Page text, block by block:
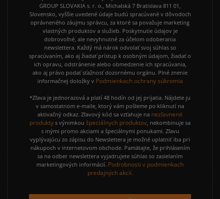
GROUP SLOVAKIA s. r. o., Michalská 7 Bratislava 811 01,
Slovensko, vyššie uvedené údaje budú spracúvané v dôvodoch
oprávneného záujmu správcu, za ktoré sa považuje marketing
vlastných produktov a služieb. Poskytnutie údajov je
dobrovoľné, ale nevyhnutné za účelom odoberania
newslettera. Každý má nárok odvolať svoj súhlas so
spracúvaním, ako aj žiadať prístup k osobným údajom, žiadať o
ich opravu, odstránenie alebo obmedzenie ich spracúvania,
ako aj právo podať sťažnosť dozornému orgánu. Plné znenie
informačnej doložky v Podmienkach ochrany súkromia
*Zľava je jednorazová a platí 48 hodín od jej prijatia. Nájdete ju
v samostatnom e-maile, ktorý vám pošleme po kliknutí na
aktivačný odkaz. Zľavový kód sa vzťahuje na nezľavnené
produkty s výnimkou špeciálnych produktov, nekombinuje sa
s inými promo akciami a špeciálnymi ponukami. Zľavu
vyplývajúcu zo zápisu do Newslettera je možné uplatniť iba pri
nákupoch v internetovom obchode. Pamätajte, že prihlásením
sa na odber newslettera vyjadrujete súhlas so zasielaním
marketingových informácií. Podrobnosti v podmienkach
predajných akcií.